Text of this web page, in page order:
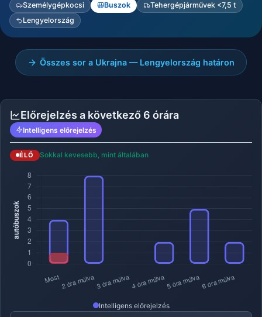
Személygépkocsi Buszok
Tehergépjárművek <7,5 t
Lengyelország
Összes sor a Ukrajna — Lengyelország határon
Előrejelzés a következő 6 órára
Intelligens előrejelzés
ÉLŐ Sokkal kevesebb, mint általában
Intelligens előrejelzés